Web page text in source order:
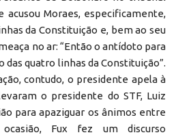
acusou Moraes, especificamente,
da Constituição e, bem ao seu
no ar: “Então o antídoto para
quatro linhas da Constituição”.
contudo, o presidente apela à
o presidente do STF, Luiz
para apaziguar os ânimos entre
Fux fez um discurso